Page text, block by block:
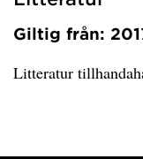
Giltig från:
Litteratur